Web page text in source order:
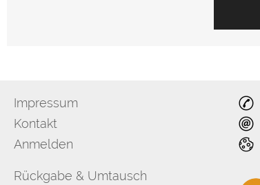
Impressum
Kontakt
Anmelden
Rückgabe & Umtausch